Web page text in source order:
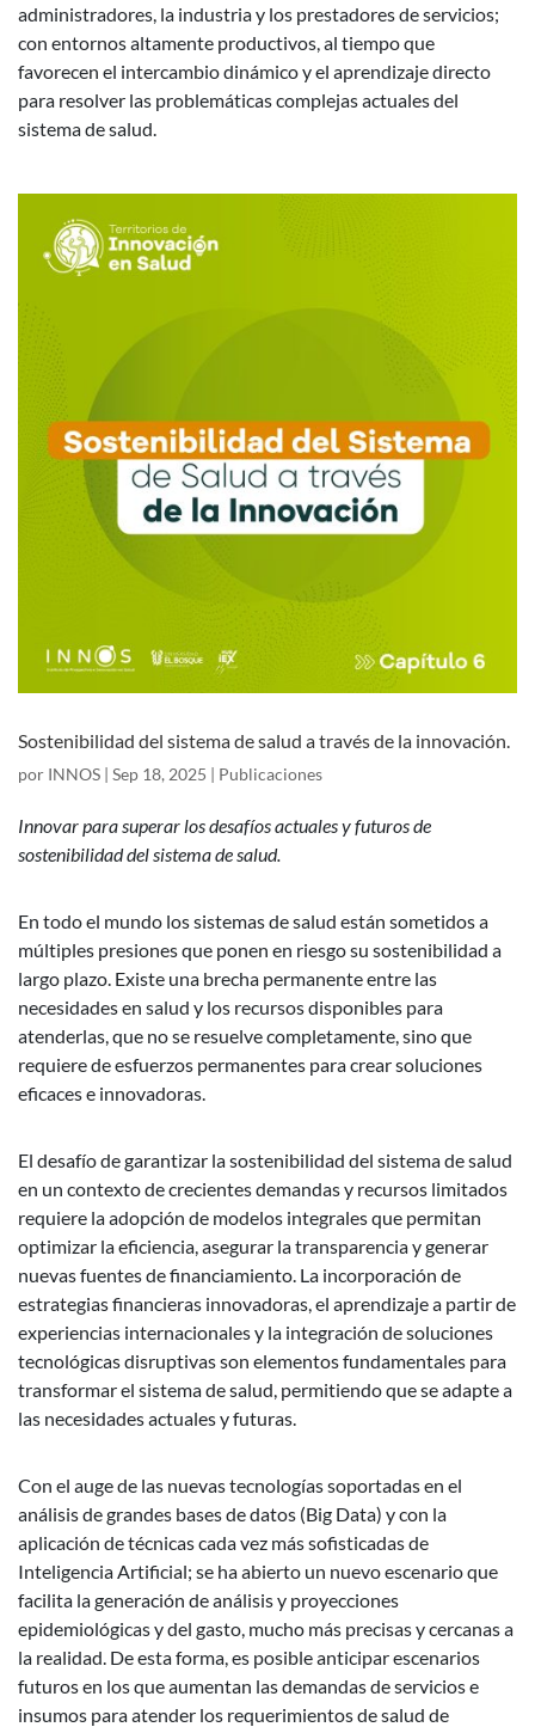
administradores, la industria y los prestadores de servicios;
con entornos altamente productivos, al tiempo que
favorecen el intercambio dinámico y el aprendizaje directo
para resolver las problemáticas complejas actuales del
sistema de salud.
Sostenibilidad del sistema de salud a través de la innovación.
por INNOS | Sep 18, 2025 | Publicaciones
Innovar para superar los desafíos actuales y futuros de
sostenibilidad del sistema de salud.
En todo el mundo los sistemas de salud están sometidos a
múltiples presiones que ponen en riesgo su sostenibilidad a
largo plazo. Existe una brecha permanente entre las
necesidades en salud y los recursos disponibles para
atenderlas, que no se resuelve completamente, sino que
requiere de esfuerzos permanentes para crear soluciones
eficaces e innovadoras.
El desafío de garantizar la sostenibilidad del sistema de salud
en un contexto de crecientes demandas y recursos limitados
requiere la adopción de modelos integrales que permitan
optimizar la eficiencia, asegurar la transparencia y generar
nuevas fuentes de financiamiento. La incorporación de
estrategias financieras innovadoras, el aprendizaje a partir de
experiencias internacionales y la integración de soluciones
tecnológicas disruptivas son elementos fundamentales para
transformar el sistema de salud, permitiendo que se adapte a
las necesidades actuales y futuras.
Con el auge de las nuevas tecnologías soportadas en el
análisis de grandes bases de datos (Big Data) y con la
aplicación de técnicas cada vez más sofisticadas de
Inteligencia Artificial; se ha abierto un nuevo escenario que
facilita la generación de análisis y proyecciones
epidemiológicas y del gasto, mucho más precisas y cercanas a
la realidad. De esta forma, es posible anticipar escenarios
futuros en los que aumentan las demandas de servicios e
insumos para atender los requerimientos de salud de